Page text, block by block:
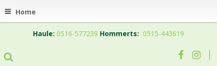
Home
Haule: 0516-577239 Hommerts: 0515-443619